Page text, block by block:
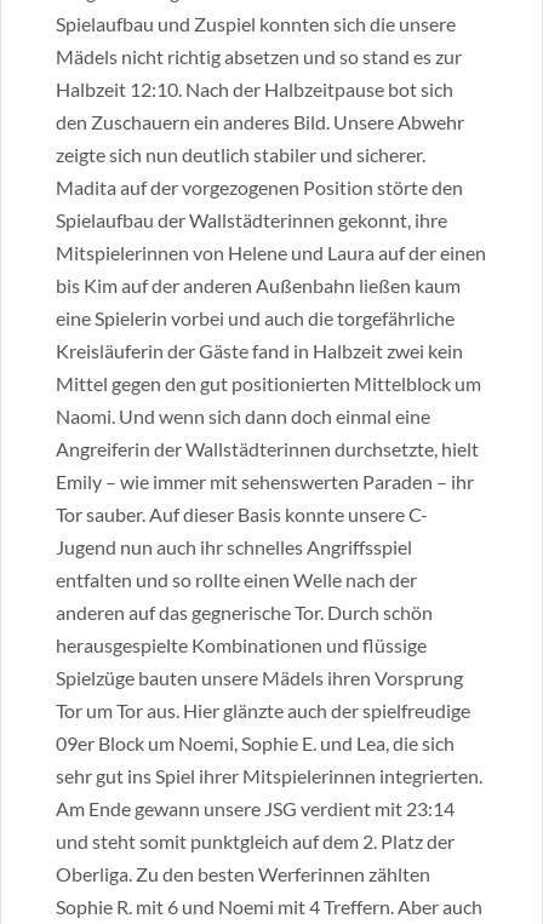
Spielaufbau und Zuspiel konnten sich die unsere
Mädels nicht richtig absetzen und so stand es zur
Halbzeit 12:10. Nach der Halbzeitpause bot sich
den Zuschauern ein anderes Bild. Unsere Abwehr
zeigte sich nun deutlich stabiler und sicherer.
Madita auf der vorgezogenen Position störte den
Spielaufbau der Wallstädterinnen gekonnt, ihre
Mitspielerinnen von Helene und Laura auf der einen
bis Kim auf der anderen Außenbahn ließen kaum
eine Spielerin vorbei und auch die torgefährliche
Kreisläuferin der Gäste fand in Halbzeit zwei kein
Mittel gegen den gut positionierten Mittelblock um
Naomi. Und wenn sich dann doch einmal eine
Angreiferin der Wallstädterinnen durchsetzte, hielt
Emily – wie immer mit sehenswerten Paraden – ihr
Tor sauber. Auf dieser Basis konnte unsere C-
Jugend nun auch ihr schnelles Angriffsspiel
entfalten und so rollte einen Welle nach der
anderen auf das gegnerische Tor. Durch schön
herausgespielte Kombinationen und flüssige
Spielzüge bauten unsere Mädels ihren Vorsprung
Tor um Tor aus. Hier glänzte auch der spielfreudige
09er Block um Noemi, Sophie E. und Lea, die sich
sehr gut ins Spiel ihrer Mitspielerinnen integrierten.
Am Ende gewann unsere JSG verdient mit 23:14
und steht somit punktgleich auf dem 2. Platz der
Oberliga. Zu den besten Werferinnen zählten
Sophie R. mit 6 und Noemi mit 4 Treffern. Aber auch